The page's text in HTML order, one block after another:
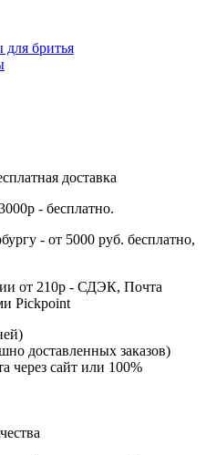
бритья
доставка
- бесплатно.
- от 5000 руб. бесплатно,
от 210р - СДЭК, Почта
Pickpoint
доставленных заказов)
через сайт или 100%